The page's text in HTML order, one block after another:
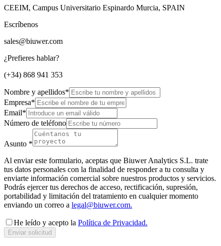
CEEIM, Campus Universitario Espinardo Murcia, SPAIN
Escríbenos
sales@biuwer.com
¿Prefieres hablar?
(+34) 868 941 353
Nombre y apellidos*
Empresa*
Email*
Número de teléfono
Asunto *
Al enviar este formulario, aceptas que Biuwer Analytics S.L. trate
tus datos personales con la finalidad de responder a tu consulta y
enviarte información comercial sobre nuestros productos y servicios.
Podrás ejercer tus derechos de acceso, rectificación, supresión,
portabilidad y limitación del tratamiento en cualquier momento
enviando un correo a legal@biuwer.com.
He leído y acepto la Política de Privacidad.
Enviar solicitud